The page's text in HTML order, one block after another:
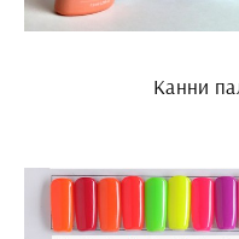
Канни